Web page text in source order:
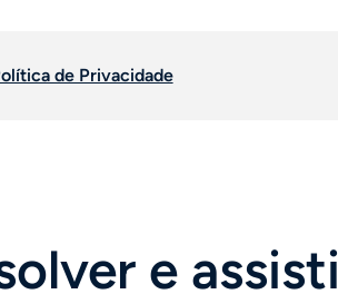
de Privacidade
e